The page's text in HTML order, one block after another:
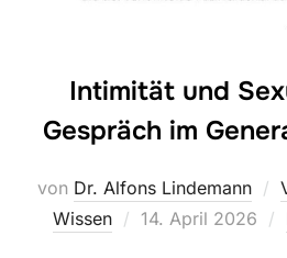
Intimität und
Gespräch im
von Dr. Alfons Lindemann
Wissen
Veröffentlicht
14. April 2026